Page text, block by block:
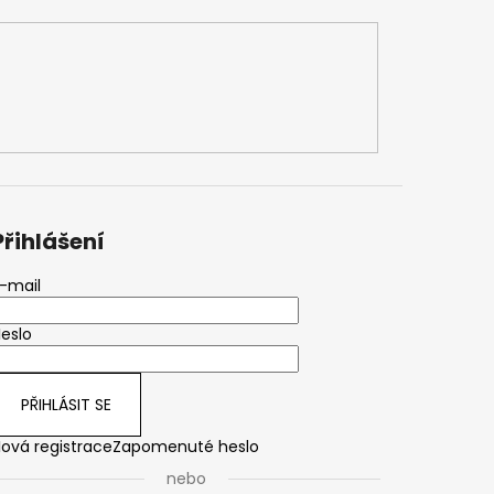
mail
PŘIHLÁSIT SE
registraceZapomenuté heslo
nebo